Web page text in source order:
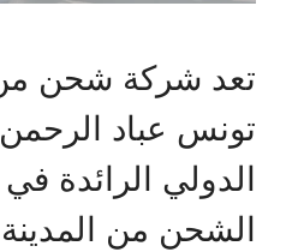
تعد شركة شحن من
تونس عباد
الدولي الرائدة
الشحن من المدينة